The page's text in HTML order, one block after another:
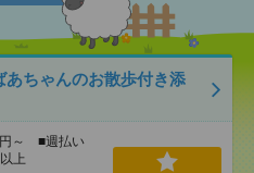
あちゃんのお散歩付き添
円～ ■週払い
上